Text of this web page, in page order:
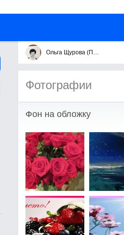
Ольга Щурова (Пушкарёва)
Фотографии
Фон на обложку